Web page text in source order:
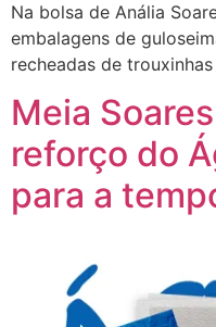
Na bolsa de Anália
embalagens de
recheadas de
Meia
reforço do
para a